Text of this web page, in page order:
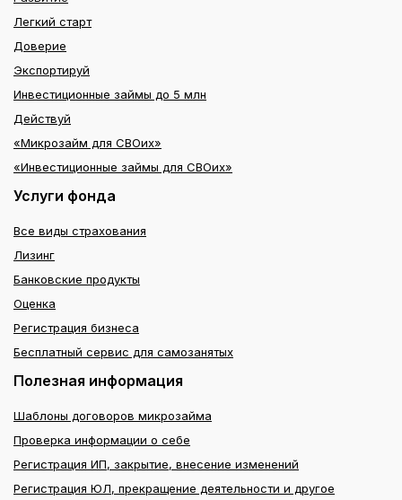
Легкий старт
Доверие
Экспортируй
Инвестиционные займы до 5 млн
Действуй
«Микрозайм для СВОих»
«Инвестиционные займы для СВОих»
Услуги фонда
Все виды страхования
Лизинг
Банковские продукты
Оценка
Регистрация бизнеса
Бесплатный сервис для самозанятых
Полезная информация
Шаблоны договоров микрозайма
Проверка информации о себе
Регистрация ИП, закрытие, внесение изменений
Регистрация ЮЛ, прекращение деятельности и другое